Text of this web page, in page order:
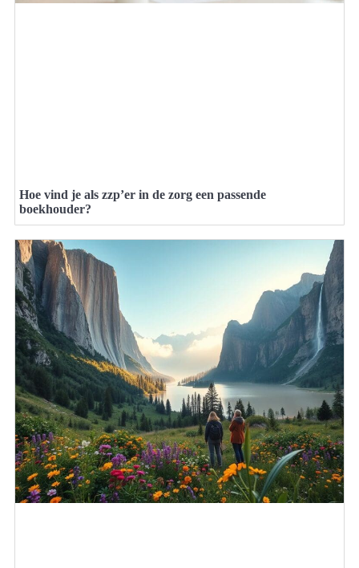
Hoe vind je als zzp’er in de zorg een passende
boekhouder?